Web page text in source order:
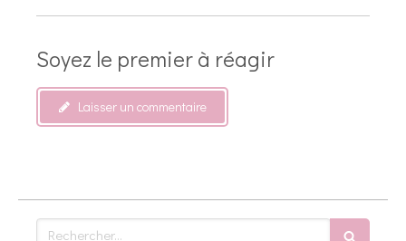
Soyez le premier à réagir
Laisser un commentaire
Rechercher